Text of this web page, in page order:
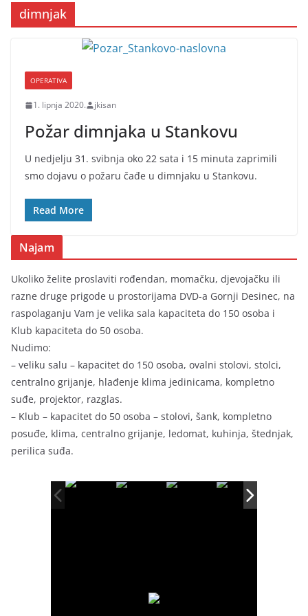
dimnjak
OPERATIVA
1. lipnja 2020. jkisan
Požar dimnjaka u Stankovu
U nedjelju 31. svibnja oko 22 sata i 15 minuta zaprimili
smo dojavu o požaru čađe u dimnjaku u Stankovu.
Read More
Najam
Ukoliko želite proslaviti rođendan, momačku, djevojačku ili
razne druge prigode u prostorijama DVD-a Gornji Desinec, na
raspolaganju Vam je velika sala kapaciteta do 150 osoba i
Klub kapaciteta do 50 osoba.
Nudimo:
– veliku salu – kapacitet do 150 osoba, ovalni stolovi, stolci,
centralno grijanje, hlađenje klima jedinicama, kompletno
suđe, projektor, razglas.
– Klub – kapacitet do 50 osoba – stolovi, šank, kompletno
posuđe, klima, centralno grijanje, ledomat, kuhinja, štednjak,
perilica suđa.